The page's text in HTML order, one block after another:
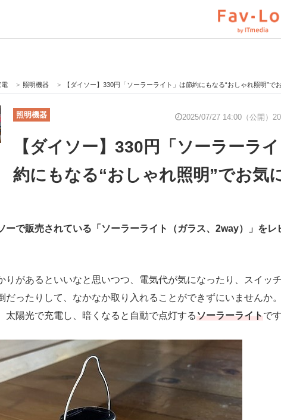
た総合ページ ITの今と未来を見通す スマホと通信の最新ト
方のヒント AI活用のいまが分かる 企業ITのトレンドを
ネットの話題
電 > 照明機器 > 【ダイソー】330円「ソーラーライト」は節約にもなる“おしゃれ照明”で
照明機器 2025/07/27 14:00（公開）
【ダイソー】330円「ソーラーラ
約にもなる“おしゃれ照明”でお気
ーで販売されている「ソーラーライト（ガラス、2way）」をレ
があるといいなと思いつつ、電気代が気になったり、スイッ
だったりして、なかなか取り入れることができずにいませんか
太陽光で充電し、暗くなると自動で点灯するソーラーライトです